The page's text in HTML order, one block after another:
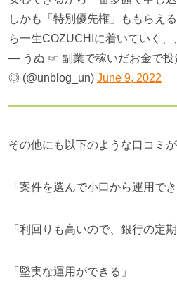
しかも「特別優先権」ももらえ
ら一生COZUCHIに着いていく、
— うぬ ☞ 副業で稼いだお金で投
◎ (@unblog_un) June 9, 2022
その他にも以下のような口コミ
「案件を選んで小口から運用で
「利回りも高いので、銀行の定
「堅実な運用ができる」